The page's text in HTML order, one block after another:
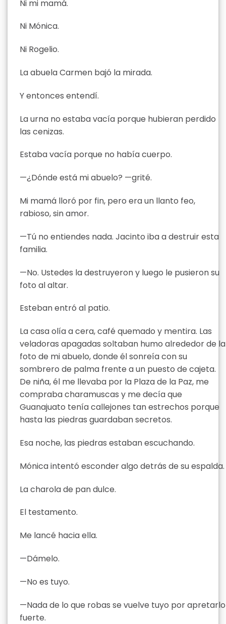
Ni mi mamá.
Ni Mónica.
Ni Rogelio.
La abuela Carmen bajó la mirada.
Y entonces entendí.
La urna no estaba vacía porque hubieran perdido
las cenizas.
Estaba vacía porque no había cuerpo.
—¿Dónde está mi abuelo? —grité.
Mi mamá lloró por fin, pero era un llanto feo,
rabioso, sin amor.
—Tú no entiendes nada. Jacinto iba a destruir esta
familia.
—No. Ustedes la destruyeron y luego le pusieron su
foto al altar.
Esteban entró al patio.
La casa olía a cera, café quemado y mentira. Las
veladoras apagadas soltaban humo alrededor de la
foto de mi abuelo, donde él sonreía con su
sombrero de palma frente a un puesto de cajeta.
De niña, él me llevaba por la Plaza de la Paz, me
compraba charamuscas y me decía que
Guanajuato tenía callejones tan estrechos porque
hasta las piedras guardaban secretos.
Esa noche, las piedras estaban escuchando.
Mónica intentó esconder algo detrás de su espalda.
La charola de pan dulce.
El testamento.
Me lancé hacia ella.
—Dámelo.
—No es tuyo.
—Nada de lo que robas se vuelve tuyo por apretarlo
fuerte.